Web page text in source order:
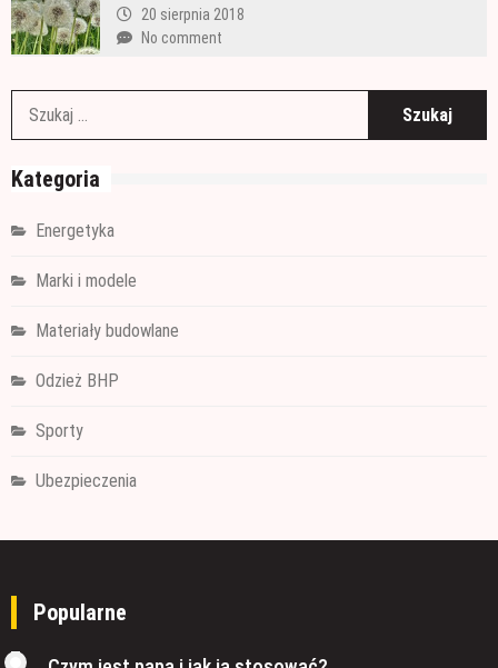
20 sierpnia 2018
No comment
Kategoria
Energetyka
Marki i modele
Materiały budowlane
Odzież BHP
Sporty
Ubezpieczenia
Popularne